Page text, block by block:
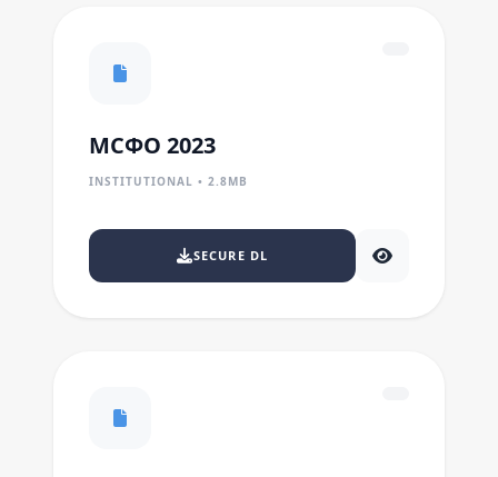
МСФО 2023
INSTITUTIONAL • 2.8MB
SECURE DL